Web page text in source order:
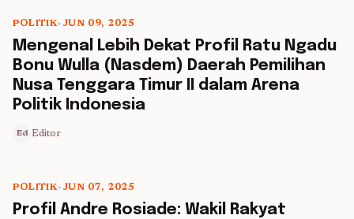
5 min read
POLITIK• JUN 09, 2025
Mengenal Lebih Dekat Profil Ratu Ngadu
Bonu Wulla (Nasdem) Daerah Pemilihan
Nusa Tenggara Timur II dalam Arena
Politik Indonesia
Ed Editor
5 min read
POLITIK• JUN 07, 2025
Profil Andre Rosiade: Wakil Rakyat